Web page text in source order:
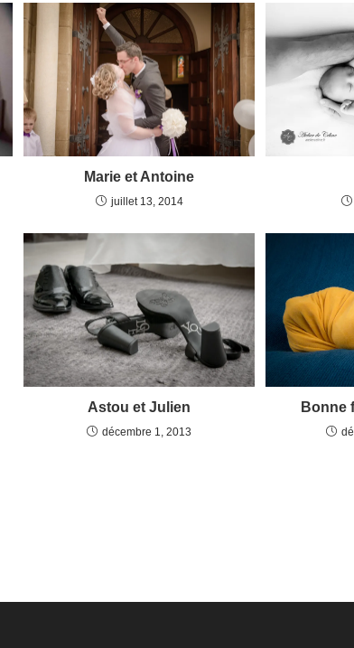
Marie et Antoine
juillet 13, 2014
Astou et Julien
décembre 1, 2013
Bonne